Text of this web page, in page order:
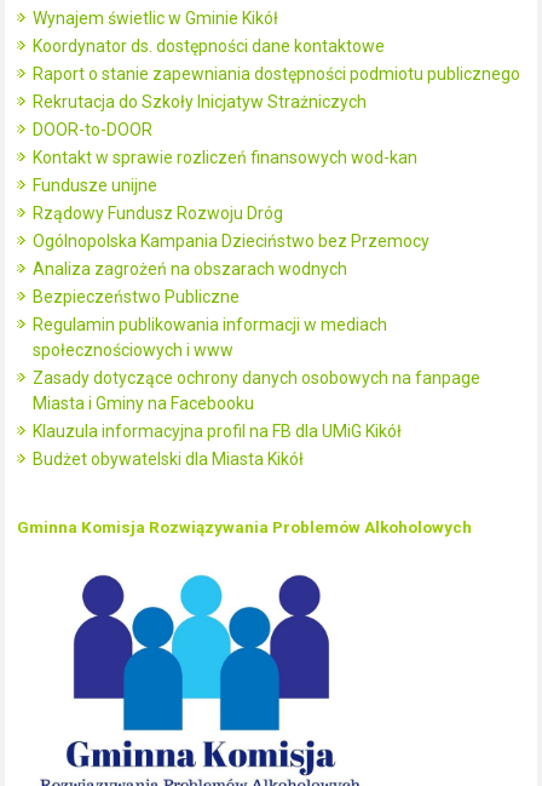
Wynajem świetlic w Gminie Kikół
Koordynator ds. dostępności dane kontaktowe
Raport o stanie zapewniania dostępności podmiotu publicznego
Rekrutacja do Szkoły Inicjatyw Strażniczych
DOOR-to-DOOR
Kontakt w sprawie rozliczeń finansowych wod-kan
Fundusze unijne
Rządowy Fundusz Rozwoju Dróg
Ogólnopolska Kampania Dzieciństwo bez Przemocy
Analiza zagrożeń na obszarach wodnych
Bezpieczeństwo Publiczne
Regulamin publikowania informacji w mediach
społecznościowych i www
Zasady dotyczące ochrony danych osobowych na fanpage
Miasta i Gminy na Facebooku
Klauzula informacyjna profil na FB dla UMiG Kikół
Budżet obywatelski dla Miasta Kikół
Gminna Komisja Rozwiązywania Problemów Alkoholowych